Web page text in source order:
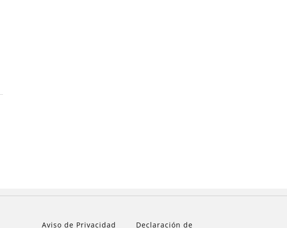
Aviso de Privacidad Declaración de